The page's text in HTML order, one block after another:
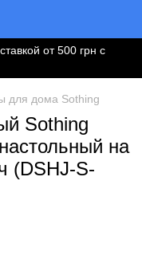
от 500 грн с
для дома Sothing
Sothing
на
(DSHJ-S-